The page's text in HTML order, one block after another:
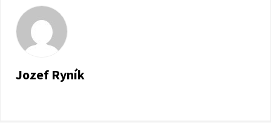
Jozef Ryník